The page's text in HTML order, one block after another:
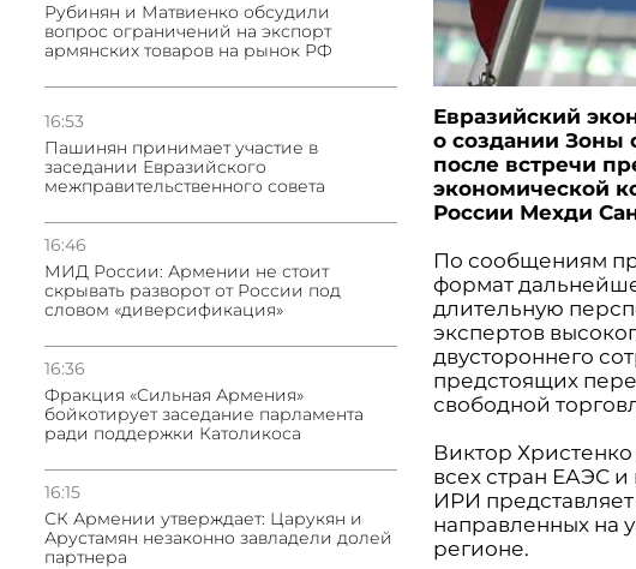
Рубинян и Матвиенко обсудили
вопрос ограничений на экспорт
армянских товаров на рынок РФ
16:53
Пашинян принимает участие в
заседании Евразийского
межправительственного совета
16:46
МИД России: Армении не стоит
скрывать разворот от России под
словом «диверсификация»
16:36
Фракция «Сильная Армения»
бойкотирует заседание парламента
ради поддержки Католикоса
16:15
СК Армении утверждает: Царукян и
Арустамян незаконно завладели долей
партнера
Евразийский
о создании Зоны
после встречи
экономической
России Мехди
По сообщениям
формат
длительную
экспертов
двустороннего
предстоящих
свободной
Виктор
всех стран ЕАЭС
ИРИ
направленных на
регионе.